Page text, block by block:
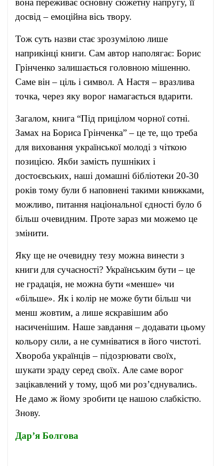
вона переживає основну сюжетну напругу, її
досвід – емоційна вісь твору.
Тож суть назви стає зрозумілою лише
наприкінці книги. Сам автор наполягає: Борис
Грінченко залишається головною мішенню.
Саме він – ціль і символ. А Настя – вразлива
точка, через яку ворог намагається вдарити.
Загалом, книга “Під прицілом чорної сотні.
Замах на Бориса Грінченка” – це те, що треба
для виховання української молоді з чіткою
позицією. Якби замість пушніких і
достоєвських, наші домашні бібліотеки 20-30
років тому були б наповнені такими книжками,
можливо, питання національної єдності було б
більш очевидним. Проте зараз ми можемо це
змінити.
Яку ще не очевидну тезу можна винести з
книги для сучасності? Українським бути – це
не градація, не можна бути «менше» чи
«більше». Як і колір не може бути більш чи
менш жовтим, а лише яскравішим або
насиченішим. Наше завдання – додавати цьому
кольору сили, а не сумніватися в його чистоті.
Хвороба українців – підозрювати своїх,
шукати зраду серед своїх. Але саме ворог
зацікавлений у тому, щоб ми роз’єднувались.
Не дамо ж йому зробити це нашою слабкістю.
Знову.
Дар’я Болгова